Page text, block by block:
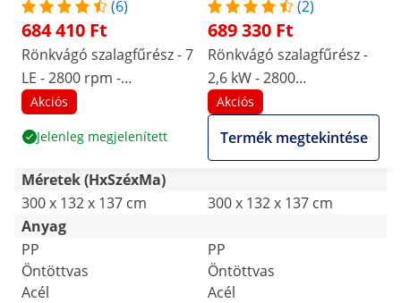
(6)
684 410 Ft
Rönkvágó szalagfűrész - 7
LE - 2800 rpm -
kifutópálya 3 m
Akciós
Jelenleg megjelenített
(2)
689 330 Ft
Rönkvágó szalagfűrész -
2,6 kW - 2800
fordulat/perc - görgős
szállítószalag 3 m
Akciós
Termék megtekintése
Méretek (HxSzéxMa)
300 x 132 x 137 cm
300 x 132 x 137 cm
Anyag
PP
Öntöttvas
Acél
PP
Öntöttvas
Acél